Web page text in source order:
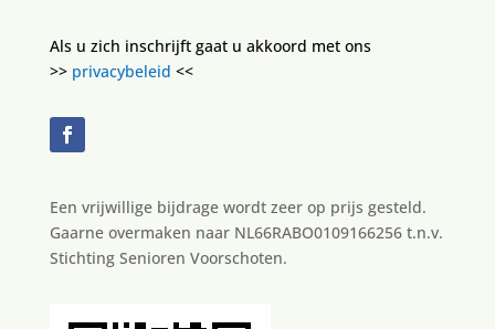
Als u zich inschrijft gaat u akkoord met ons
>> privacybeleid <<
Een vrijwillige bijdrage wordt zeer op prijs gesteld.
Gaarne overmaken naar NL66RABO0109166256 t.n.v.
Stichting Senioren Voorschoten.